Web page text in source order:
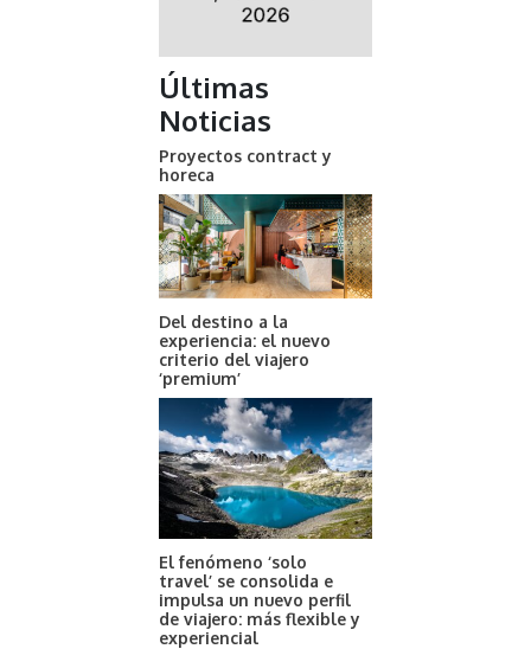
Últimas
Noticias
Proyectos contract y
horeca
Del destino a la
experiencia: el nuevo
criterio del viajero
‘premium’
El fenómeno ‘solo
travel’ se consolida e
impulsa un nuevo perfil
de viajero: más flexible y
experiencial